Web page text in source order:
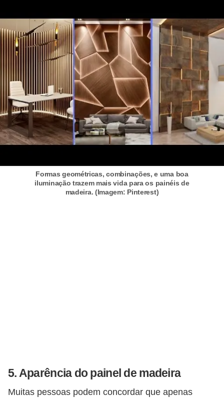
Formas geométricas, combinações, e uma boa
iluminação trazem mais vida para os painéis de
madeira. (Imagem: Pinterest)
5. Aparência do painel de madeira
Muitas pessoas podem concordar que apenas